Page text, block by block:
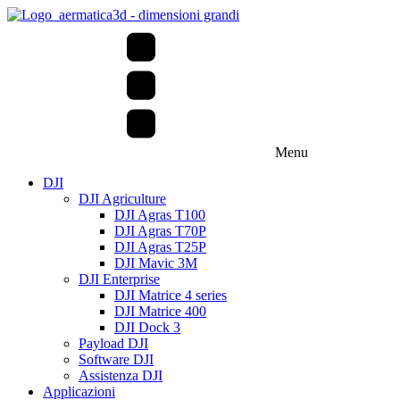
Menu
DJI
DJI Agriculture
DJI Agras T100
DJI Agras T70P
DJI Agras T25P
DJI Mavic 3M
DJI Enterprise
DJI Matrice 4 series
DJI Matrice 400
DJI Dock 3
Payload DJI
Software DJI
Assistenza DJI
Applicazioni